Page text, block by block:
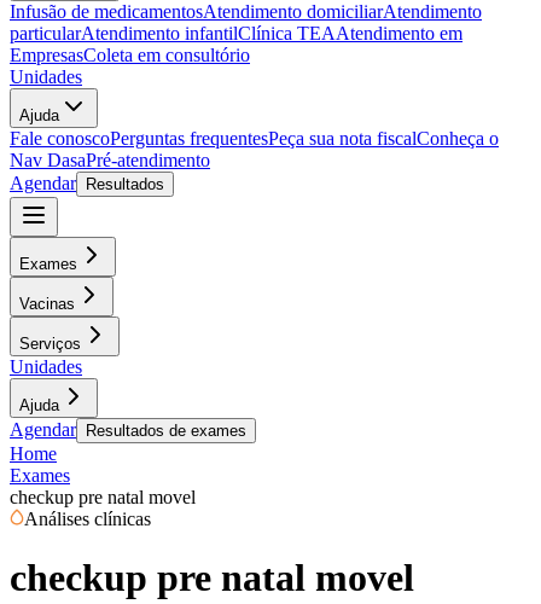
Infusão de medicamentosAtendimento domiciliarAtendimento
particularAtendimento infantilClínica TEAAtendimento em
EmpresasColeta em consultório
Unidades
Ajuda
Fale conoscoPerguntas frequentesPeça sua nota fiscalConheça o
Nav DasaPré-atendimento
Agendar
Resultados
Exames
Vacinas
Serviços
Unidades
Ajuda
Agendar Resultados de exames
Home
Exames
checkup pre natal movel
Análises clínicas
checkup pre natal movel